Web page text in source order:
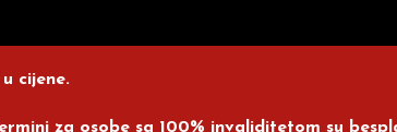
cijene.
za osobe sa 100% invaliditetom su